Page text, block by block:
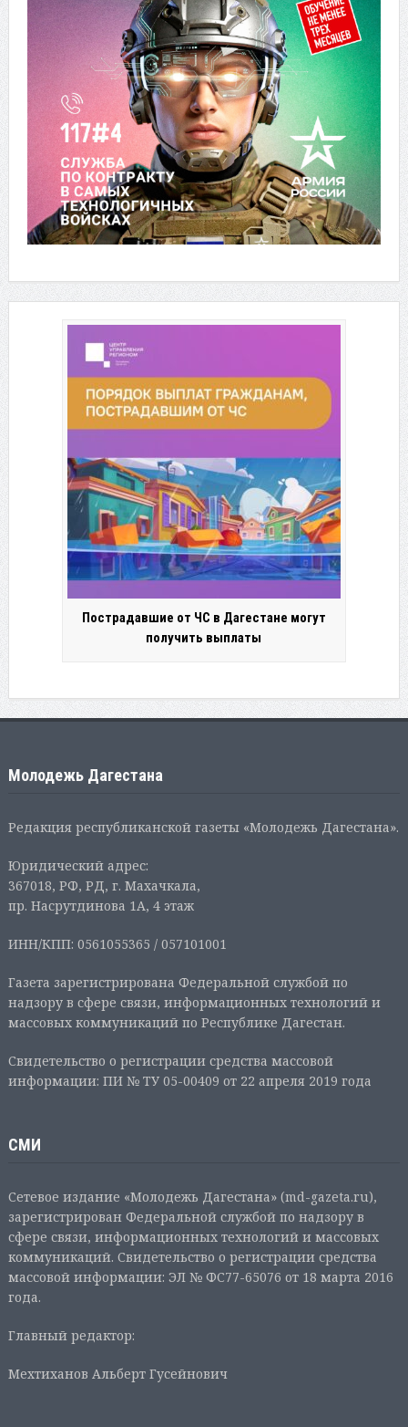
Пострадавшие от ЧС в Дагестане могут
получить выплаты
Молодежь Дагестана
Редакция республиканской газеты «Молодежь Дагестана».
Юридический адрес:
367018, РФ, РД, г. Махачкала,
пр. Насрутдинова 1А, 4 этаж
ИНН/КПП: 0561055365 / 057101001
Газета зарегистрирована Федеральной службой по
надзору в сфере связи, информационных технологий и
массовых коммуникаций по Республике Дагестан.
Свидетельство о регистрации средства массовой
информации: ПИ № ТУ 05-00409 от 22 апреля 2019 года
СМИ
Сетевое издание «Молодежь Дагестана» (md-gazeta.ru),
зарегистрирован Федеральной службой по надзору в
сфере связи, информационных технологий и массовых
коммуникаций. Свидетельство о регистрации средства
массовой информации: ЭЛ № ФС77-65076 от 18 марта 2016
года.
Главный редактор:
Мехтиханов Альберт Гусейнович